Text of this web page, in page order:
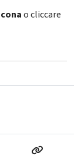
o cliccare